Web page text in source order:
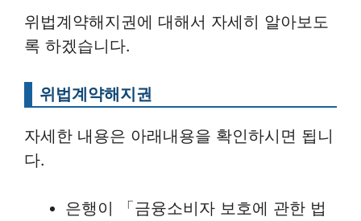
위법계약해지권에 대해서 자세히 알아보도
록 하겠습니다.
위법계약해지권
자세한 내용은 아래내용을 확인하시면 됩니
다.
은행이 「금융소비자 보호에 관한 법